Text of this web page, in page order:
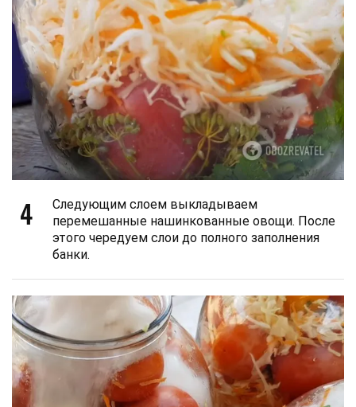
4
Следующим слоем выкладываем
перемешанные нашинкованные овощи. После
этого чередуем слои до полного заполнения
банки.